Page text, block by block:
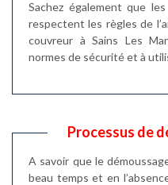
Sachez également que
respectent les règles de
couvreur à Sains Les
normes de sécurité et à
Processus de
A savoir que le
beau temps et en